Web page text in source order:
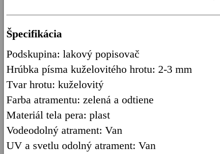
Špecifikácia
Podskupina: lakový popisovač
Hrúbka písma kuželovitého hrotu: 2-3 mm
Tvar hrotu: kuželovitý
Farba atramentu: zelená a odtiene
Materiál tela pera: plast
Vodeodolný atrament: Van
UV a svetlu odolný atrament: Van